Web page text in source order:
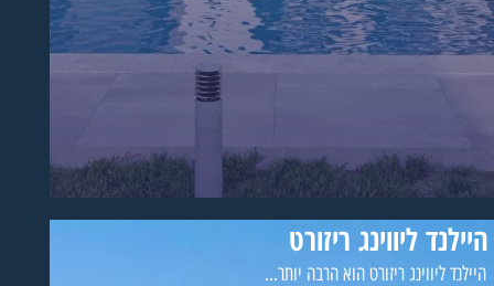
היילנד ליווינג ריזורט
היילנד ליווינג ריזורט הוא הרבה יותר...